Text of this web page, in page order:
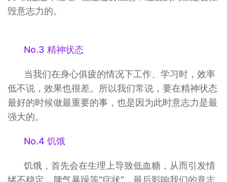
毁意志力的。
No.3 精神状态
当我们在身心俱疲的情况下工作、学习时，效率
低不说，效果也很差。所以我们常说，要在精神状态
最好的时候做最重要的事，也是因为此时意志力是最
强大的。
No.4 饥饿
饥饿，首先会在生理上导致低血糖，从而引发情
绪不稳定，脾气暴躁等“症状”，最后影响我们的意志